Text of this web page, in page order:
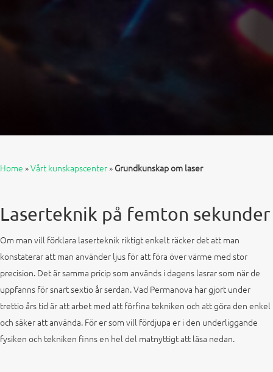
Home »Vårt kunskapscenter» Grundkunskap om laser
Laserteknik på femton sekunder
Om man vill förklara laserteknik riktigt enkelt räcker det att man
konstaterar att man använder ljus för att föra över värme med stor
precision. Det är samma pricip som används i dagens lasrar som när de
uppfanns för snart sextio år serdan. Vad Permanova har gjort under
trettio års tid är att arbet med att förfina tekniken och att göra den enkel
och säker att använda. För er som vill fördjupa er i den underliggande
fysiken och tekniken finns en hel del matnyttigt att läsa nedan.